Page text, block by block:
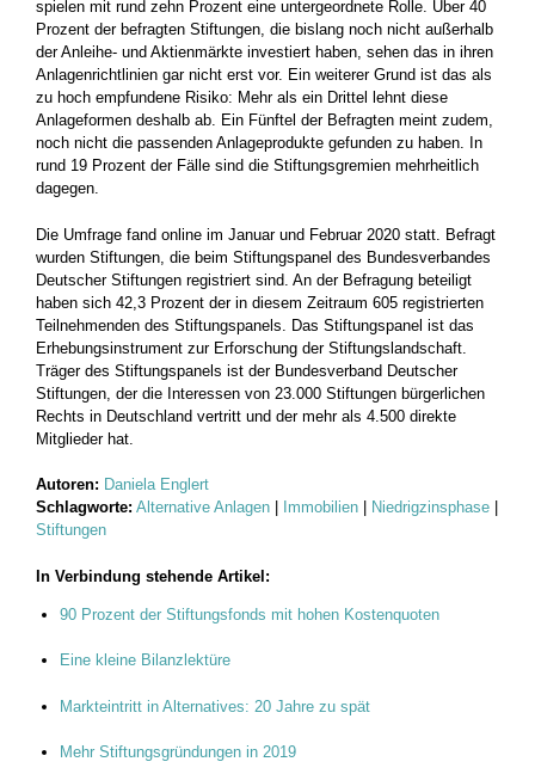
spielen mit rund zehn Prozent eine untergeordnete Rolle. Über 40
Prozent der befragten Stiftungen, die bislang noch nicht außerhalb
der Anleihe- und Aktienmärkte investiert haben, sehen das in ihren
Anlagenrichtlinien gar nicht erst vor. Ein weiterer Grund ist das als
zu hoch empfundene Risiko: Mehr als ein Drittel lehnt diese
Anlageformen deshalb ab. Ein Fünftel der Befragten meint zudem,
noch nicht die passenden Anlageprodukte gefunden zu haben. In
rund 19 Prozent der Fälle sind die Stiftungsgremien mehrheitlich
dagegen.
Die Umfrage fand online im Januar und Februar 2020 statt. Befragt
wurden Stiftungen, die beim Stiftungspanel des Bundesverbandes
Deutscher Stiftungen registriert sind. An der Befragung beteiligt
haben sich 42,3 Prozent der in diesem Zeitraum 605 registrierten
Teilnehmenden des Stiftungspanels. Das Stiftungspanel ist das
Erhebungsinstrument zur Erforschung der Stiftungslandschaft.
Träger des Stiftungspanels ist der Bundesverband Deutscher
Stiftungen, der die Interessen von 23.000 Stiftungen bürgerlichen
Rechts in Deutschland vertritt und der mehr als 4.500 direkte
Mitglieder hat.
Autoren: Daniela Englert
Schlagworte: Alternative Anlagen Immobilien Niedrigzinsphase
Stiftungen
In Verbindung stehende Artikel:
90 Prozent der Stiftungsfonds mit hohen Kostenquoten
Eine kleine Bilanzlektüre
Markteintritt in Alternatives: 20 Jahre zu spät
Mehr Stiftungsgründungen in 2019